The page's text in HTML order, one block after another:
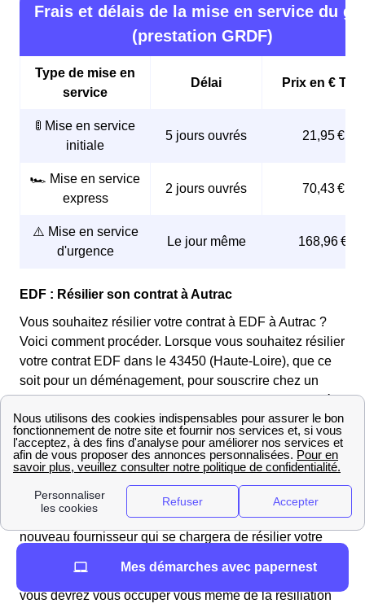
Frais et délais de la mise en service du
(prestation GRDF)
Type de mise en
service
Délai Prix en € TTC
🚦 Mise en service
initiale
5 jours ouvrés 21,95 €
🏎️ Mise en service
express
2 jours ouvrés 70,43 €
⚠️ Mise en service
d'urgence
Le jour même 168,96 €
EDF : Résilier son contrat à Autrac
Vous souhaitez résilier votre contrat à EDF à Autrac ?
Voici comment procéder. Lorsque vous souhaitez résilier
votre contrat EDF dans le 43450 (Haute-Loire), que ce
soit pour un déménagement, pour souscrire chez un
autre fournisseur ou bien car les modifications apportées
à votre contrat ne vous conviennent pas. Vous pourrez le
résilier gratuitement et à n'importe quel moment sans
avoir à apporter de motifs, en effet les contrats à
l'électricité sont sans engagement. Si vous désirez
changer de fournisseur vous n'aurez pas à vous occuper
vous même de résilier votre contrat EDF. C'est votre
nouveau fournisseur qui se chargera de résilier votre
résiliez pour d'autres raisons tel qu'un déménagement,
vous devrez vous occuper vous même de la résiliation
Mes démarches avec papernest